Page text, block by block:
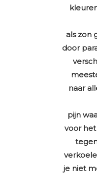
als zon
door
naar
pijn
voor
je niet